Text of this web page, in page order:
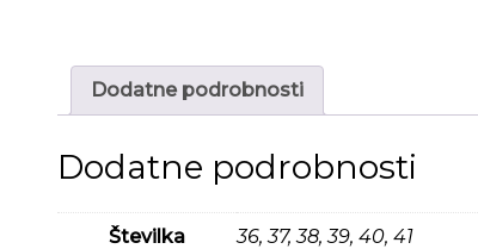
Dodatne podrobnosti
Dodatne podrobnosti
Številka 36, 37, 38, 39, 40, 41